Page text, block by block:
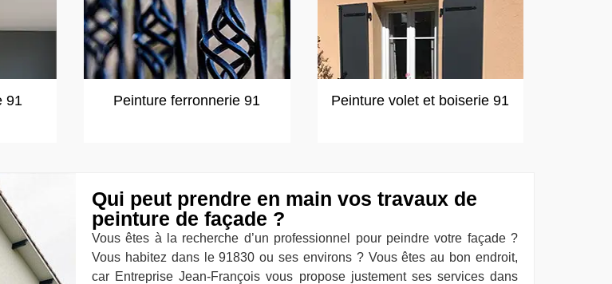
91 Peinture ferronnerie 91 Peinture volet et boiserie 91
Qui peut prendre en main vos travaux de
peinture de façade ?
Vous êtes à la recherche d’un professionnel pour peindre votre façade ?
Vous habitez dans le 91830 ou ses environs ? Vous êtes au bon endroit,
car Entreprise Jean-François vous propose justement ses services dans